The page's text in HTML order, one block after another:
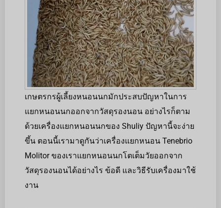
เกษตรกรผู้เลี้ยงหนอนนกมักประสบปัญหาในการ
แยกหนอนนกออกจากวัสดุรองนอน อย่างไรก็ตาม
ด้วยเครื่องแยกหนอนนกของ Shuliy ปัญหานี้จะง่าย
ขึ้น ตอนนี้เรามาดูกันว่าเครื่องแยกหนอน Tenebrio
Molitor ของเราแยกหนอนนกโตเต็มวัยออกจาก
วัสดุรองนอนได้อย่างไร ข้อดี และวิธีรับเครื่องมาใช้
งาน